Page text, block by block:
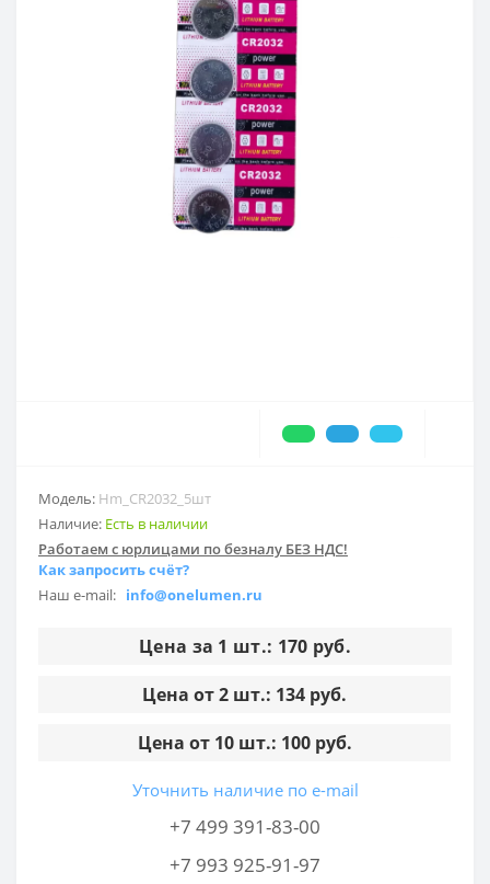
Модель: Hm_CR2032_5шт
Наличие: Есть в наличии
Работаем с юрлицами по безналу БЕЗ НДС!
Как запросить счёт?
Наш e-mail: info@onelumen.ru
Цена за 1 шт.: 170 руб.
Цена от 2 шт.: 134 руб.
Цена от 10 шт.: 100 руб.
Уточнить наличие по e-mail
+7 499 391-83-00
+7 993 925-91-97